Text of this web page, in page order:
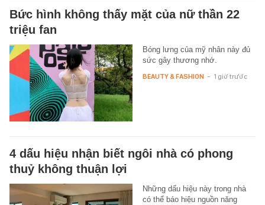
Bức hình không thấy mặt của nữ thần 22
triệu fan
Bóng lưng của mỹ nhân này đủ
sức gây thương nhớ.
BEAUTY & FASHION - 1 giờ trước
4 dấu hiệu nhận biết ngôi nhà có phong
thuỷ không thuận lợi
Những dấu hiệu này trong nhà
có thể báo hiệu nguồn năng